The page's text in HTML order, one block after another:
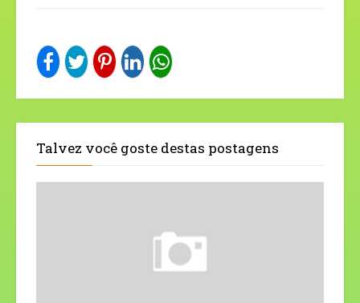
Talvez você goste destas postagens